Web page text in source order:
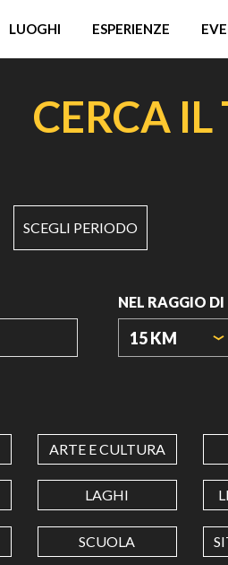
LUOGHI ESPERIENZE
CERCA
SCEGLI PERIODO
NEL RAGGIO DI
15 KM
LONGITUDINE
ARTE E CULTURA
LAGHI
SCUOLA